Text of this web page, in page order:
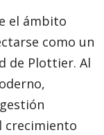
el ámbito
como un
de Plottier. Al
crecimiento